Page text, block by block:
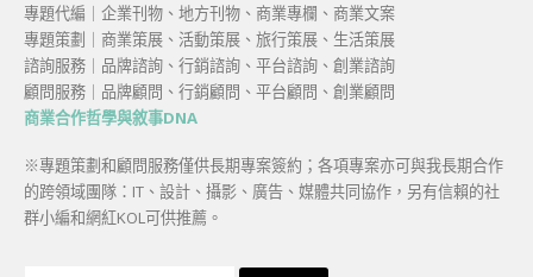
專題代編｜企業刊物、地方刊物、商業專欄、商業文案
專題策劃｜商業策展、活動策展、旅行策展、生活策展
諮詢服務｜品牌諮詢、行銷諮詢、平台諮詢、創業諮詢
顧問服務｜品牌顧問、行銷顧問、平台顧問、創業顧問
商業合作哲學與敘事DNA
※專題策劃和顧問服務僅供長期專案簽約；各項專案亦可與我長期合作
的跨領域團隊：IT、設計、攝影、廣告、媒體共同協作，另有信賴的社
群小編和網紅KOL可供推薦。